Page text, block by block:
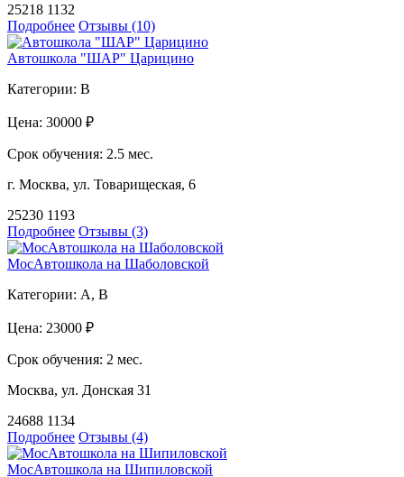
25218 1132
Подробнее Отзывы (10)
Автошкола "ШАР" Царицино
Категории: B
Цена: 30000 ₽
Срок обучения: 2.5 мес.
г. Москва, ул. Товарищеская, 6
25230 1193
Подробнее Отзывы (3)
МосАвтошкола на Шаболовской
Категории: A, B
Цена: 23000 ₽
Срок обучения: 2 мес.
Москва, ул. Донская 31
24688 1134
Подробнее Отзывы (4)
МосАвтошкола на Шипиловской